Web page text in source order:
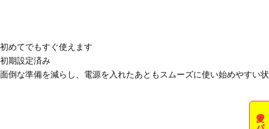
初めてでもすぐ使えます
初期設定済み
面倒な準備を減らし、電源を入れたあともスムーズに使い始めやすい